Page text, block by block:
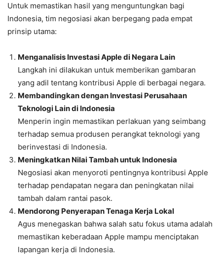
Untuk memastikan hasil yang menguntungkan bagi
Indonesia, tim negosiasi akan berpegang pada empat
prinsip utama:
Menganalisis Investasi Apple di Negara Lain
Langkah ini dilakukan untuk memberikan gambaran
yang adil tentang kontribusi Apple di berbagai negara.
Membandingkan dengan Investasi Perusahaan
Teknologi Lain di Indonesia
Menperin ingin memastikan perlakuan yang seimbang
terhadap semua produsen perangkat teknologi yang
berinvestasi di Indonesia.
Meningkatkan Nilai Tambah untuk Indonesia
Negosiasi akan menyoroti pentingnya kontribusi Apple
terhadap pendapatan negara dan peningkatan nilai
tambah dalam rantai pasok.
Mendorong Penyerapan Tenaga Kerja Lokal
Agus menegaskan bahwa salah satu fokus utama adalah
memastikan keberadaan Apple mampu menciptakan
lapangan kerja di Indonesia.